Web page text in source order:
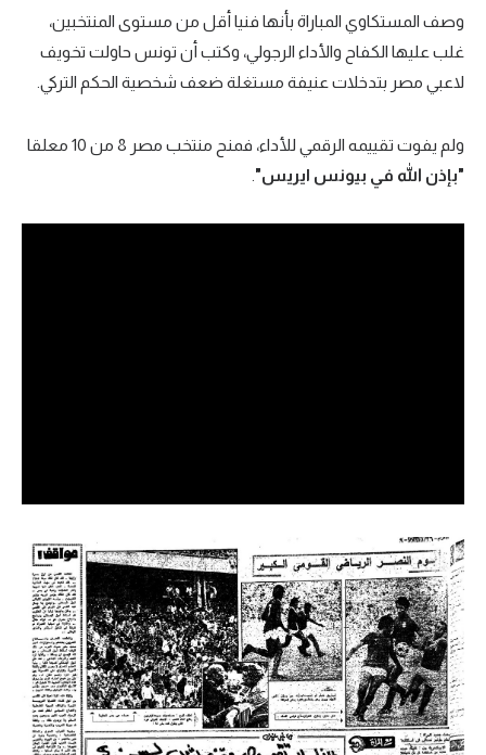
وصف المستكاوي المباراة بأنها فنيا أقل من مستوى المنتخبين،
غلب عليها الكفاح والأداء الرجولي، وكتب أن تونس حاولت تخويف
لاعبي مصر بتدخلات عنيفة مستغلة ضعف شخصية الحكم التركي.
ولم يفوت تقييمه الرقمي للأداء، فمنح منتخب مصر 8 من 10 معلقا
"بإذن الله في بيونس ايريس"